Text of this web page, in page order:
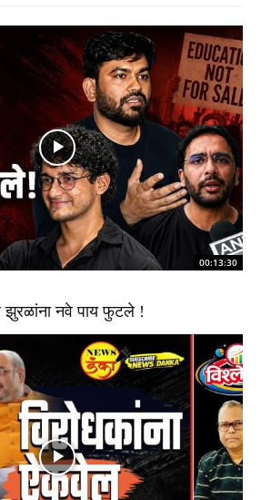
00:13:30
झुरळांना नवे पाय फुटले !